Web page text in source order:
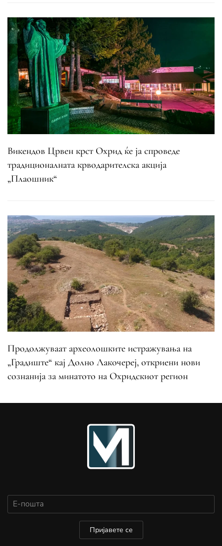
Викендов Црвен крст Охрид ќе ја спроведе
традиционалната крводарителска акција
„Плаошник“
Продолжуваат археолошките истражувања на
„Градиште“ кај Долно Лакочереј, откриени нови
сознанија за минатото на Охридскиот регион
Пријавете се